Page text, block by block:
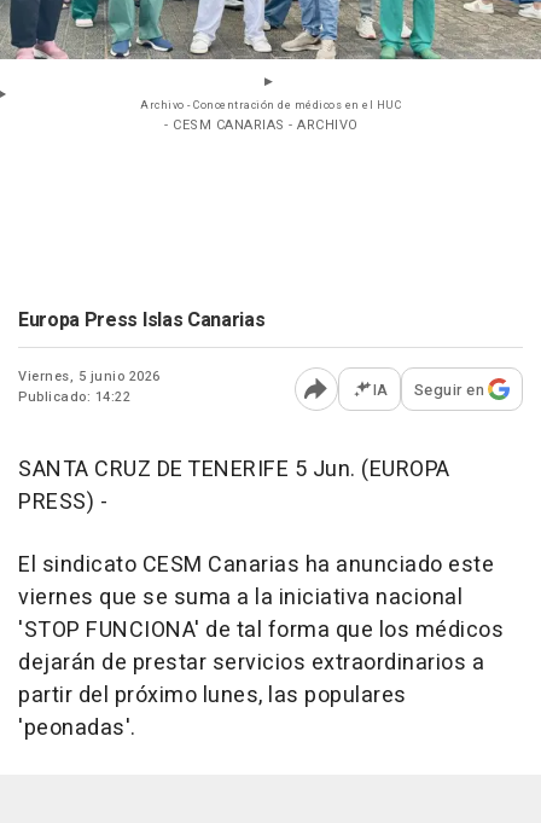
Archivo - Concentración de médicos en el HUC
- CESM CANARIAS - ARCHIVO
Europa Press Islas Canarias
Viernes, 5 junio 2026
Publicado: 14:22
Abrir opciones para
IA Seguir en
SANTA CRUZ DE TENERIFE 5 Jun. (EUROPA
PRESS) -
El sindicato CESM Canarias ha anunciado este
viernes que se suma a la iniciativa nacional
'STOP FUNCIONA' de tal forma que los médicos
dejarán de prestar servicios extraordinarios a
partir del próximo lunes, las populares
'peonadas'.